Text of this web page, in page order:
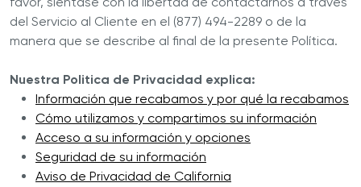
del Servicio al Cliente en el (877) 494-2289 o de la
manera que se describe al final de la presente Política.
Nuestra Politica de Privacidad explica:
Información que recabamos y por qué la recabamos
Cómo utilizamos y compartimos su información
Acceso a su información y opciones
Seguridad de su información
Aviso de Privacidad de California